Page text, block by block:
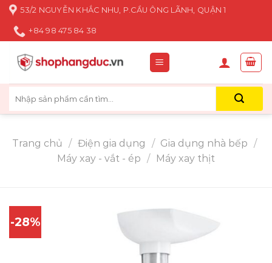
Skip
content
53/2 NGUYỄN KHẮC NHU, P.CẦU ÔNG LÃNH, QUẬN 1
+84 98 475 84 38
kiếm:
Trang chủ / Điện gia dụng / Gia dụng nhà bếp /
Máy xay - vắt - ép / Máy xay thịt
-28%